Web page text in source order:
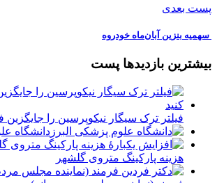
پست بعدی
️ سهمیه بنزین آبان‌ماه خودروه
بیشترین بازدیدها پست
فیلتر ترک سیگار نیکوپرسین را جایگزین
دانشگاه
هزینه پارکینگ متروی گلشهر